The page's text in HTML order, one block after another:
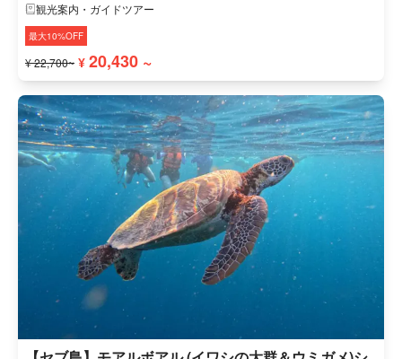
観光案内・ガイドツアー
最大10%OFF
¥ 22,700~ ¥ 20,430 ~